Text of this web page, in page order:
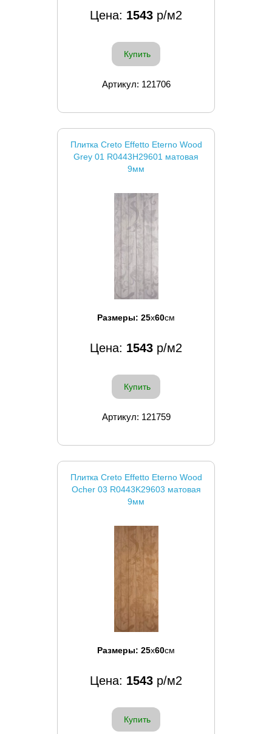
Цена: 1543 р/м2
Купить
Артикул: 121706
Плитка Creto Effetto Eterno Wood
Grey 01 R0443H29601 матовая
9мм
Размеры: 25x60см
Цена: 1543 р/м2
Купить
Артикул: 121759
Плитка Creto Effetto Eterno Wood
Ocher 03 R0443K29603 матовая
9мм
Размеры: 25x60см
Цена: 1543 р/м2
Купить